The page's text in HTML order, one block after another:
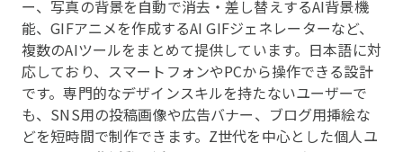
ー、写真の背景を自動で消去・差し替えするAI背景機
能、GIFアニメを作成するAI GIFジェネレーターなど、
複数のAIツールをまとめて提供しています。日本語に対
応しており、スマートフォンやPCから操作できる設計
です。専門的なデザインスキルを持たないユーザーで
も、SNS用の投稿画像や広告バナー、ブログ用挿絵な
どを短時間で制作できます。Z世代を中心とした個人ユ